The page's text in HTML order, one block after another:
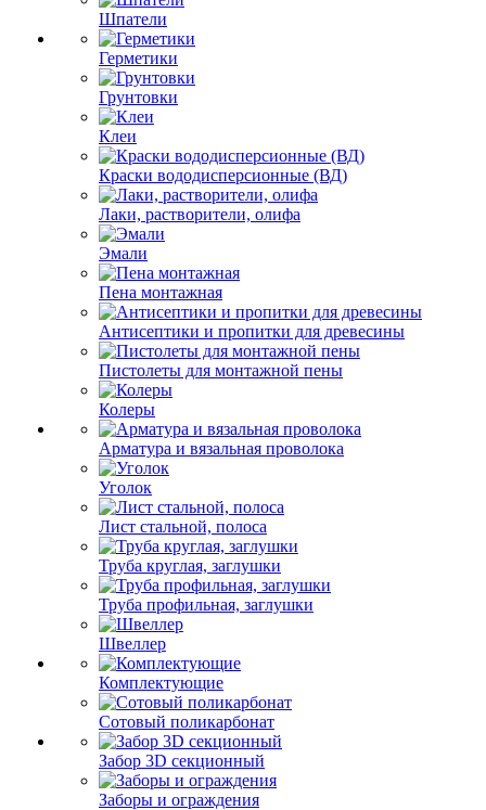
Шпатели
Герметики
Грунтовки
Клеи
Краски вододисперсионные (ВД)
Лаки, растворители, олифа
Эмали
Пена монтажная
Антисептики и пропитки для древесины
Пистолеты для монтажной пены
Колеры
Арматура и вязальная проволока
Уголок
Лист стальной, полоса
Труба круглая, заглушки
Труба профильная, заглушки
Швеллер
Комплектующие
Сотовый поликарбонат
Забор 3D секционный
Заборы и ограждения